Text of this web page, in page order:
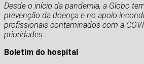
Desde o início da pandemia, a Globo
prevenção da doença e no apoio
profissionais contaminados com a
prioridades.
Boletim do hospital